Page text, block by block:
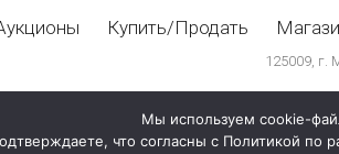
Купить/Продать
125009, г.
Мы используем cookie-
что согласны с Политикой